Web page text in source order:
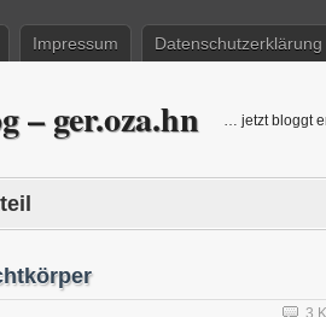
Impressum Datenschutzerklärung
– ger.oza.hn … jetzt bloggt
3